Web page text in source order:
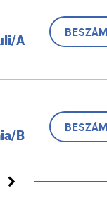
A
B